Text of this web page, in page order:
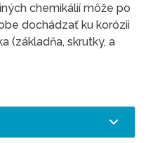
chemikálií môže po
dochádzať ku korózii
(základňa, skrutky, a